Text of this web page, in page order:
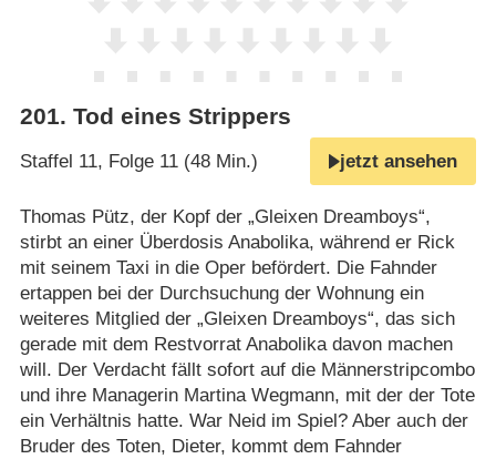
201. Tod eines Strippers
Staffel 11, Folge 11 (48 Min.) jetzt ansehen
Thomas Pütz, der Kopf der „Gleixen Dreamboys“,
stirbt an einer Überdosis Anabolika, während er Rick
mit seinem Taxi in die Oper befördert. Die Fahnder
ertappen bei der Durchsuchung der Wohnung ein
weiteres Mitglied der „Gleixen Dreamboys“, das sich
gerade mit dem Restvorrat Anabolika davon machen
will. Der Verdacht fällt sofort auf die Männerstripcombo
und ihre Managerin Martina Wegmann, mit der der Tote
ein Verhältnis hatte. War Neid im Spiel? Aber auch der
Bruder des Toten, Dieter, kommt dem Fahnder